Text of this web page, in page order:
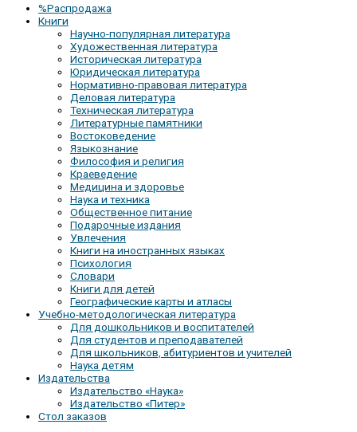
%Распродажа
Книги
Научно-популярная литература
Художественная литература
Историческая литература
Юридическая литература
Нормативно-правовая литература
Деловая литература
Техническая литература
Литературные памятники
Востоковедение
Языкознание
Философия и религия
Краеведение
Медицина и здоровье
Наука и техника
Общественное питание
Подарочные издания
Увлечения
Книги на иностранных языках
Психология
Словари
Книги для детей
Географические карты и атласы
Учебно-методологическая литература
Для дошкольников и воспитателей
Для студентов и преподавателей
Для школьников, абитуриентов и учителей
Наука детям
Издательства
Издательство «Наука»
Издательство «Питер»
Стол заказов